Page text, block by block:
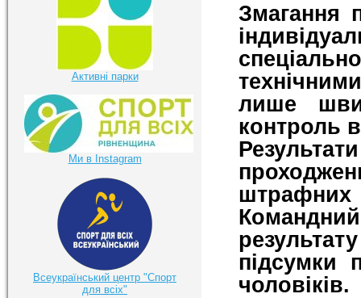
Змагання
лише
контроль
підсумки
чоловіків.
Активні парки
Ми в Instagram
Всеукраїнський центр "Спорт
для всіх"